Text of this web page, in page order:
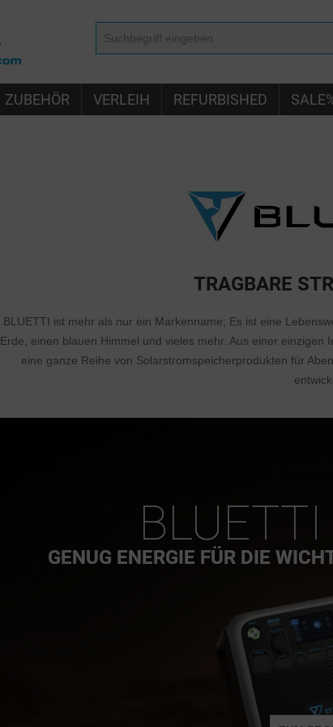
ZUBEHÖR VERLEIH REFURBISHED
TRAGBARE
BLUETTI ist mehr als nur ein Markenname; Es ist eine
Erde, einen blauen Himmel und vieles mehr. Aus einer
eine ganze Reihe von Solarstromspeicherprodukten für
GENUG ENERGIE FÜR DIE